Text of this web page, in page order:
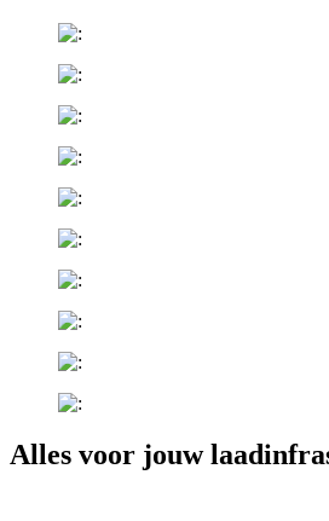
Alles voor jouw